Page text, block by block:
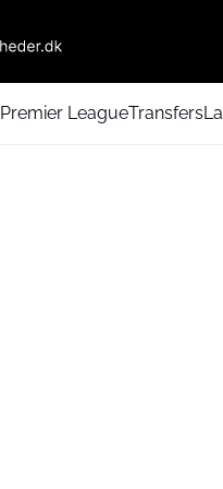
Premier LeagueTransfers